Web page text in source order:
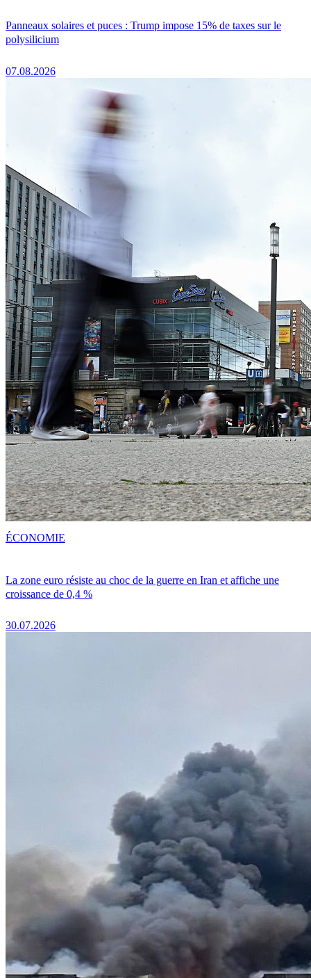
Panneaux solaires et puces : Trump impose 15% de taxes sur le
polysilicium
07.08.2026
La zone euro résiste au choc de la guerre en Iran et affiche une
croissance de 0,4 %
30.07.2026
ÉCONOMIE